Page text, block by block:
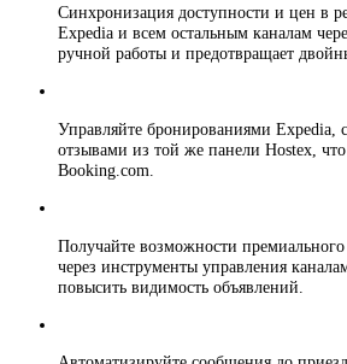
Синхронизация доступности и цен в
Expedia и всем остальным каналам
ручной работы и предотвращает
Управляйте бронированиями Expedia,
отзывами из той же панели Hostex,
Booking.com.
Получайте возможности
через инструменты управления
повысить видимость объявлений.